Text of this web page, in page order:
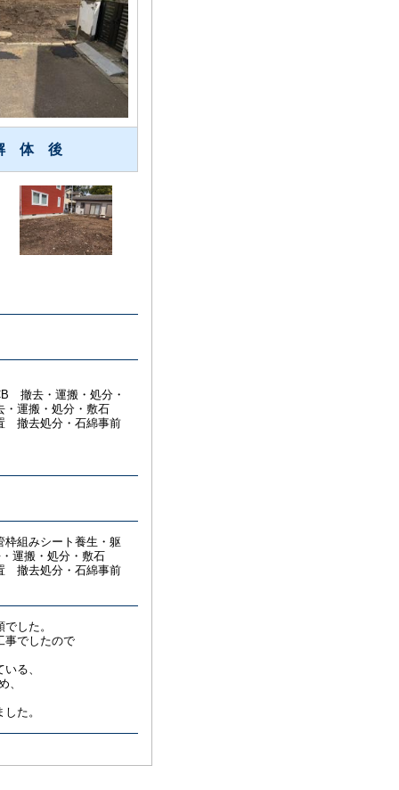
体 後
撤去・運搬・処分・
・運搬・処分・敷石
撤去処分・石綿事前
みシート養生・躯
運搬・処分・敷石
撤去処分・石綿事前
した。
事でしたので
る、
、
た。